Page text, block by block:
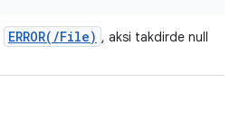
ERROR( /File) , aksi takdirde null